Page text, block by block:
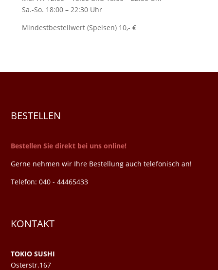
Sa.-So. 18:00 – 22:30 Uhr
Mindestbestellwert (Speisen) 10,- €
BESTELLEN
Bestellen Sie direkt bei uns online!
Gerne nehmen wir Ihre Bestellung auch telefonisch an!
Telefon: 040 - 44465433
KONTAKT
TOKIO SUSHI
Osterstr.167